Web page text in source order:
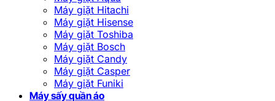
Máy giặt Hitachi
Máy giặt Hisense
Máy giặt Toshiba
Máy giặt Bosch
Máy giặt Candy
Máy giặt Casper
Máy giặt Funiki
Máy sấy quần áo